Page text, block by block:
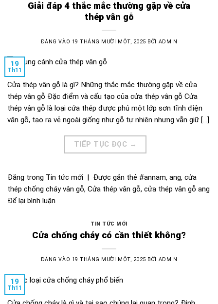
Giải đáp 4 thắc mắc thường gặp về cửa
thép vân gỗ
ĐĂNG VÀO 19 THÁNG MƯỜI MỘT, 2025 BỞI ADMIN
19
Th11
Cửa thép vân gỗ là gì? Những thắc mắc thường gặp về cửa
thép vân gỗ Đặc điểm và cấu tạo của cửa thép vân gỗ Cửa
thép vân gỗ là loại cửa thép được phủ một lớp sơn tĩnh điện
vân gỗ, tạo ra vẻ ngoài giống như gỗ tự nhiên nhưng vẫn giữ […]
TIẾP TỤC ĐỌC →
Đăng trong Tin tức mới | Được gắn thẻ #annam, ang, cửa
thép chống cháy vân gỗ, Cửa thép vân gỗ, cửa thép vân gỗ ang
Để lại bình luận
TIN TỨC MỚI
Cửa chống cháy có cần thiết không?
ĐĂNG VÀO 19 THÁNG MƯỜI MỘT, 2025 BỞI ADMIN
19
Th11